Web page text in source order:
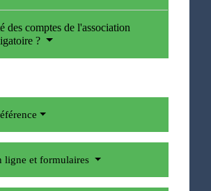
des comptes de l'association
?
ligne et formulaires